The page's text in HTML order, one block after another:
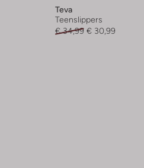
Teva
Teenslippers
€ 34,99 € 30,99